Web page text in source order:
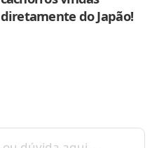
diretamente do Japão!